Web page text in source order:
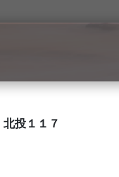
北投１１７